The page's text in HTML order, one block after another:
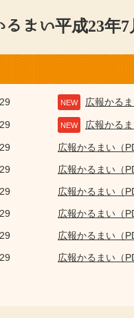
るまい平成23年7
NEW 広報かる
NEW 広報かる
広報かるまい（
広報かるまい（
広報かるまい（
広報かるまい（
広報かるまい（
広報かるまい（